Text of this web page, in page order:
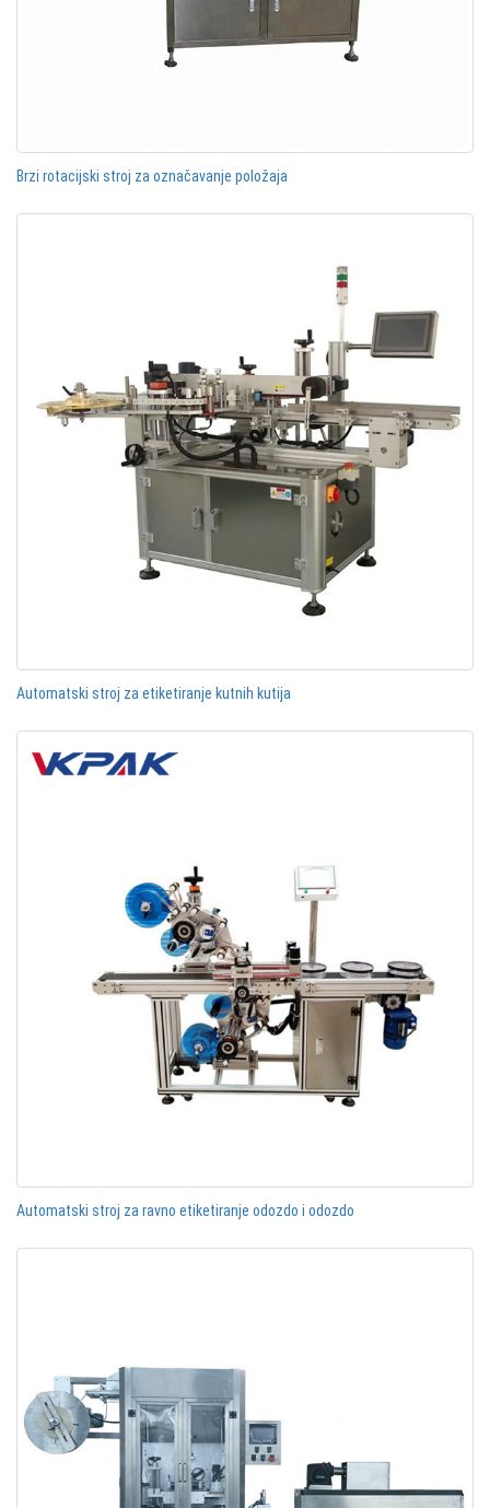
Brzi rotacijski stroj za označavanje položaja
Automatski stroj za etiketiranje kutnih kutija
Automatski stroj za ravno etiketiranje odozdo i odozdo